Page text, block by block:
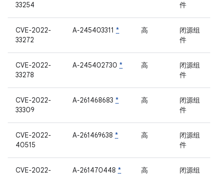
33254
件
CVE-2022-
33272
A-245403311 * 高
闭源组
件
CVE-2022-
33278
A-245402730 * 高
闭源组
件
CVE-2022-
33309
A-261468683 * 高
闭源组
件
CVE-2022-
40515
A-261469638 * 高
闭源组
件
CVE-2022-
A-261470448 * 高
闭源组